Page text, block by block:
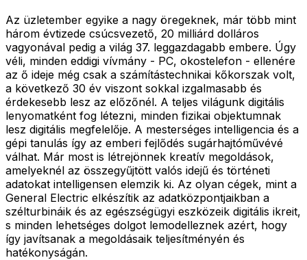
Az üzletember egyike a nagy öregeknek, már több mint
három évtizede csúcsvezető, 20 milliárd dolláros
vagyonával pedig a világ 37. leggazdagabb embere. Úgy
véli, minden eddigi vívmány - PC, okostelefon - ellenére
az ő ideje még csak a számítástechnikai kőkorszak volt,
a következő 30 év viszont sokkal izgalmasabb és
érdekesebb lesz az előzőnél. A teljes világunk digitális
lenyomatként fog létezni, minden fizikai objektumnak
lesz digitális megfelelője. A mesterséges intelligencia és a
gépi tanulás így az emberi fejlődés sugárhajtóművévé
válhat. Már most is létrejönnek kreatív megoldások,
amelyeknél az összegyűjtött valós idejű és történeti
adatokat intelligensen elemzik ki. Az olyan cégek, mint a
General Electric elkészítik az adatközpontjaikban a
szélturbináik és az egészségügyi eszközeik digitális ikreit,
s minden lehetséges dolgot lemodelleznek azért, hogy
így javítsanak a megoldásaik teljesítményén és
hatékonyságán.